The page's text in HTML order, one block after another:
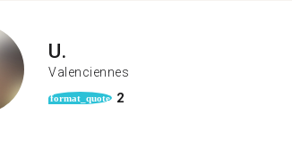
U.
Valenciennes
format_quote 2